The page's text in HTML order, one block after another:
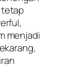
menjadi